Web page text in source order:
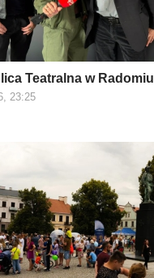
Teatralna w Radomiu
23:25